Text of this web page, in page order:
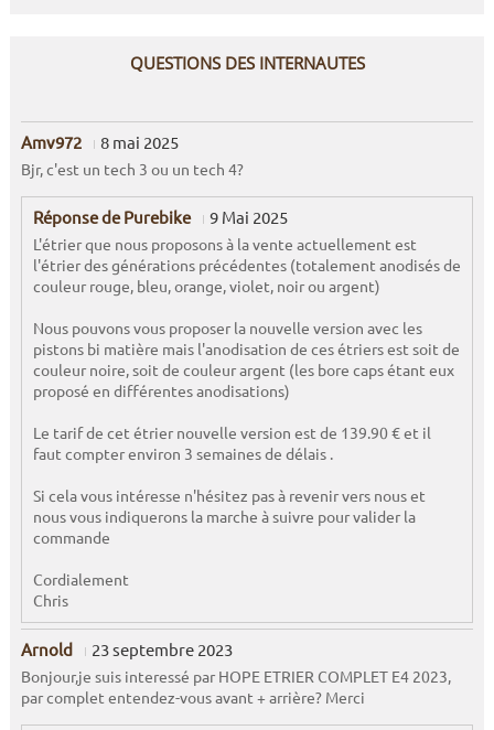
QUESTIONS DES INTERNAUTES
Amv972 8 mai 2025
Bjr, c'est un tech 3 ou un tech 4?
Réponse de Purebike 9 Mai 2025
L'étrier que nous proposons à la vente actuellement est
l'étrier des générations précédentes (totalement anodisés de
couleur rouge, bleu, orange, violet, noir ou argent)
Nous pouvons vous proposer la nouvelle version avec les
pistons bi matière mais l'anodisation de ces étriers est soit de
couleur noire, soit de couleur argent (les bore caps étant eux
proposé en différentes anodisations)
Le tarif de cet étrier nouvelle version est de 139.90 € et il
faut compter environ 3 semaines de délais .
Si cela vous intéresse n'hésitez pas à revenir vers nous et
nous vous indiquerons la marche à suivre pour valider la
commande
Cordialement
Chris
Arnold 23 septembre 2023
Bonjour,je suis interessé par HOPE ETRIER COMPLET E4 2023,
par complet entendez-vous avant + arrière? Merci